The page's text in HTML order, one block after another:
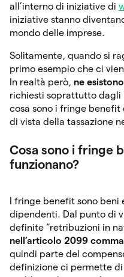
all’interno di iniziative di
iniziative stanno
mondo delle imprese.
Solitamente, quando si
primo esempio che ci
In realtà però, ne
richiesti soprattutto dagli
cosa sono i fringe
di vista della tassazione
Cosa sono i fringe
funzionano?
I fringe benefit sono
dipendenti. Dal punto di
definite “retribuzioni in
nell’articolo 2099
quindi parte del
definizione ci permette